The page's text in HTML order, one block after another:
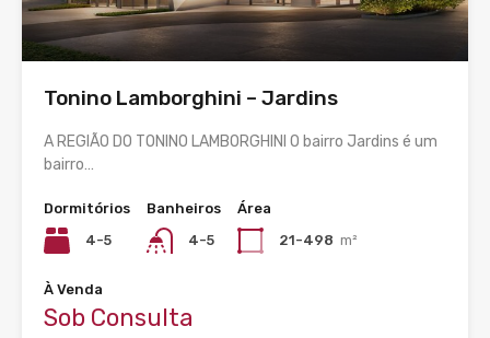
Tonino Lamborghini – Jardins
A REGIÃO DO TONINO LAMBORGHINI O bairro Jardins é um
bairro…
Dormitórios
4-5
Banheiros
4-5
Área
21-498 m²
À Venda
Sob Consulta